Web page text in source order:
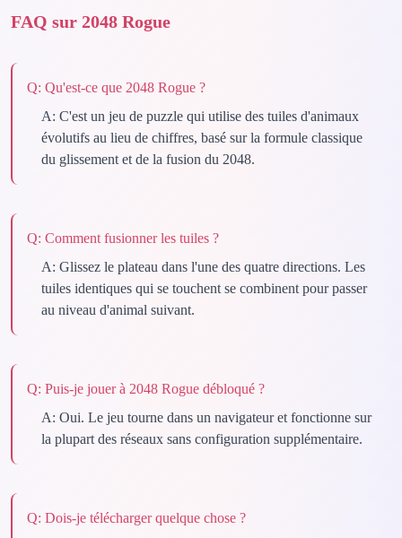
FAQ sur 2048 Rogue
Q: Qu'est-ce que 2048 Rogue ?
A: C'est un jeu de puzzle qui utilise des tuiles d'animaux
évolutifs au lieu de chiffres, basé sur la formule classique
du glissement et de la fusion du 2048.
Q: Comment fusionner les tuiles ?
A: Glissez le plateau dans l'une des quatre directions. Les
tuiles identiques qui se touchent se combinent pour passer
au niveau d'animal suivant.
Q: Puis-je jouer à 2048 Rogue débloqué ?
A: Oui. Le jeu tourne dans un navigateur et fonctionne sur
la plupart des réseaux sans configuration supplémentaire.
Q: Dois-je télécharger quelque chose ?